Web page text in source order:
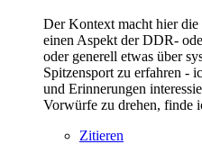
Der Kontext macht hier
einen Aspekt der DDR-
oder generell etwas über
Spitzensport zu erfahren -
und Erinnerungen
Vorwürfe zu drehen, finde
Zitieren